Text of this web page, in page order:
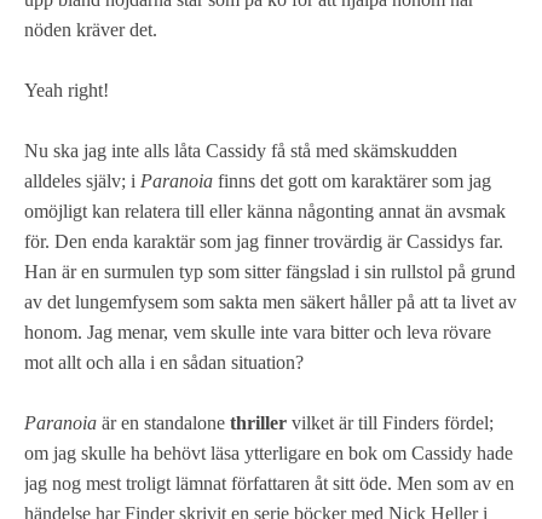
nöden kräver det.
Yeah right!
Nu ska jag inte alls låta Cassidy få stå med skämskudden
alldeles själv; i Paranoia finns det gott om karaktärer som jag
omöjligt kan relatera till eller känna någonting annat än avsmak
för. Den enda karaktär som jag finner trovärdig är Cassidys far.
Han är en surmulen typ som sitter fängslad i sin rullstol på grund
av det lungemfysem som sakta men säkert håller på att ta livet av
honom. Jag menar, vem skulle inte vara bitter och leva rövare
mot allt och alla i en sådan situation?
Paranoia är en standalone thriller vilket är till Finders fördel;
om jag skulle ha behövt läsa ytterligare en bok om Cassidy hade
jag nog mest troligt lämnat författaren åt sitt öde. Men som av en
händelse har Finder skrivit en serie böcker med Nick Heller i